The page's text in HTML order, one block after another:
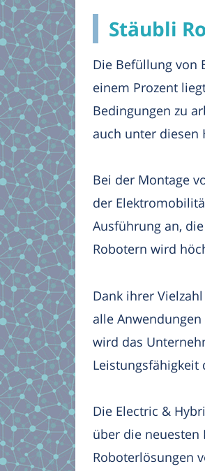
Stäubli
Die Befüllung von
einem Prozent
Bedingungen zu
auch unter diesen
Bei der Montage
der
Ausführung an,
Robotern wird
Dank ihrer
alle
wird das
Leistungsfähigkeit
Die Electric &
über die
Roboterlösungen